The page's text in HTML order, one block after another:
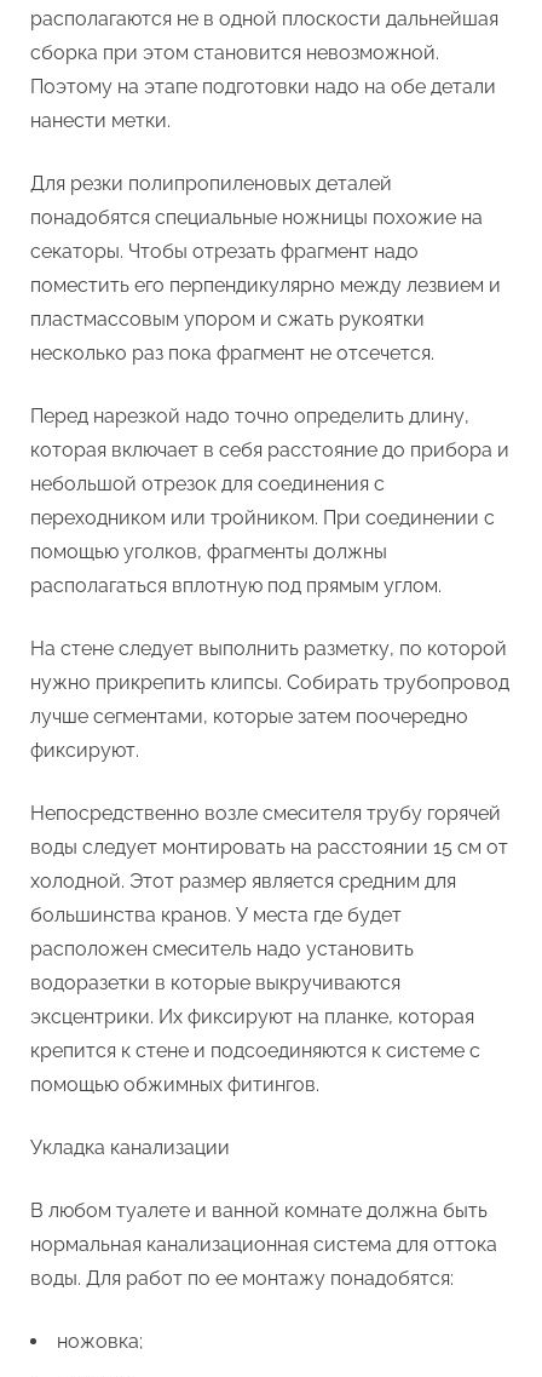
располагаются не в одной плоскости дальнейшая
сборка при этом становится невозможной.
Поэтому на этапе подготовки надо на обе детали
нанести метки.
Для резки полипропиленовых деталей
понадобятся специальные ножницы похожие на
секаторы. Чтобы отрезать фрагмент надо
поместить его перпендикулярно между лезвием и
пластмассовым упором и сжать рукоятки
несколько раз пока фрагмент не отсечется.
Перед нарезкой надо точно определить длину,
которая включает в себя расстояние до прибора и
небольшой отрезок для соединения с
переходником или тройником. При соединении с
помощью уголков, фрагменты должны
располагаться вплотную под прямым углом.
На стене следует выполнить разметку, по которой
нужно прикрепить клипсы. Собирать трубопровод
лучше сегментами, которые затем поочередно
фиксируют.
Непосредственно возле смесителя трубу горячей
воды следует монтировать на расстоянии 15 см от
холодной. Этот размер является средним для
большинства кранов. У места где будет
расположен смеситель надо установить
водоразетки в которые выкручиваются
эксцентрики. Их фиксируют на планке, которая
крепится к стене и подсоединяются к системе с
помощью обжимных фитингов.
Укладка канализации
В любом туалете и ванной комнате должна быть
нормальная канализационная система для оттока
воды. Для работ по ее монтажу понадобятся:
ножовка;